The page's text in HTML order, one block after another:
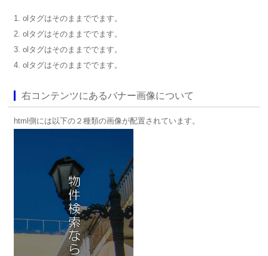
olタグはそのままででます。
olタグはそのままででます。
olタグはそのままででます。
olタグはそのままででます。
右コンテンツにあるバナー画像について
html側には以下の２種類の画像が配置されています。